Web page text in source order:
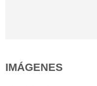
IMÁGENES